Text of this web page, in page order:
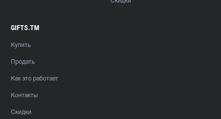
GIFTS.TM
Купить
Продать
Как это работает
Контакты
Скидки